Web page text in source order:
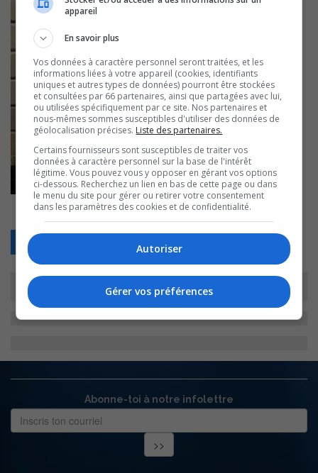
Abonne-toi à notre infolettre
appareil
En savoir plus
Vos données à caractère personnel seront traitées, et les
informations liées à votre appareil (cookies, identifiants
uniques et autres types de données) pourront être stockées
et consultées par 66 partenaires, ainsi que partagées avec lui,
ou utilisées spécifiquement par ce site. Nos partenaires et
nous-mêmes sommes susceptibles d'utiliser des données de
géolocalisation précises. Liste des partenaires.
Certains fournisseurs sont susceptibles de traiter vos
données à caractère personnel sur la base de l'intérêt
légitime. Vous pouvez vous y opposer en gérant vos options
ci-dessous. Recherchez un lien en bas de cette page ou dans
le menu du site pour gérer ou retirer votre consentement
dans les paramètres des cookies et de confidentialité.
Autoriser
Gérer vos préférences